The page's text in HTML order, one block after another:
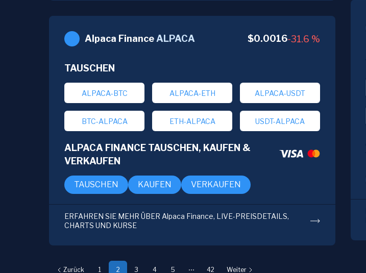
Alpaca Finance ALPACA $0.0016-31.6 %
TAUSCHEN
ALPACA-BTC ALPACA-ETH ALPACA-USDT
BTC-ALPACA ETH-ALPACA USDT-ALPACA
ALPACA FINANCE TAUSCHEN, KAUFEN &
VERKAUFEN
TAUSCHEN KAUFEN VERKAUFEN
ERFAHREN SIE MEHR ÜBER Alpaca Finance, LIVE-PREISDETAILS,
CHARTS UND KURSE
Zurück 1 2 3 4 5 42 Weiter